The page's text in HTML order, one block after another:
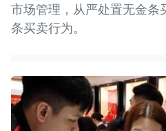
市场管理，从严处置无金条
条买卖行为。